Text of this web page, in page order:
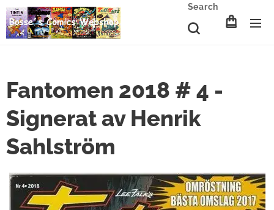
Search
Fantomen 2018 # 4 -
Signerat av Henrik
Sahlström